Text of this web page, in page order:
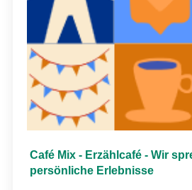
Café Mix - Erzählcafé - Wir
persönliche Erlebnisse